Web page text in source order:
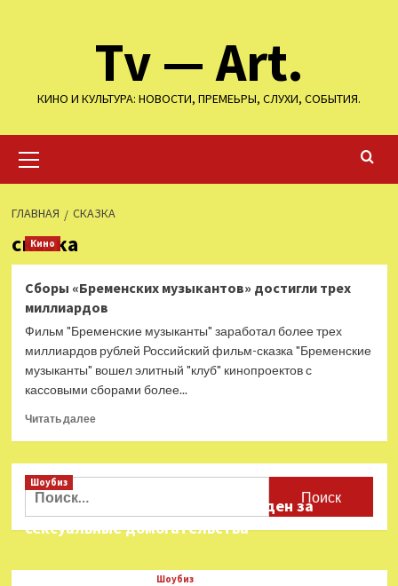
Tv — Art.
КИНО И КУЛЬТУРА: НОВОСТИ, ПРЕМЕЬРЫ, СЛУХИ, СОБЫТИЯ.
меню
ГЛАВНАЯ СКАЗКА
сказка
Кино
Сборы «Бременских музыкантов» достигли трех
миллиардов
Фильм "Бременские музыканты" заработал более трех
миллиардов рублей Российский фильм-сказка "Бременские
музыканты" вошел элитный "клуб" кинопроектов с
кассовыми сборами более...
Читать далееПрочитать
Сборы
достигли
трех
Найти:
Шоубиз
Звезда «Игры в кальмара» осужден за
сексуальные домогательства
Шоубиз